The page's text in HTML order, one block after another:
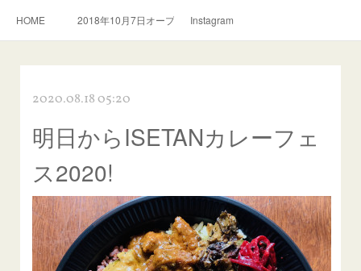
HOME 2018年10月7日オープン。スリランカ料理とおいしい紅茶のお
Instagram
2020.08.18 05:20
明日からISETANカレーフェ
ス2020!